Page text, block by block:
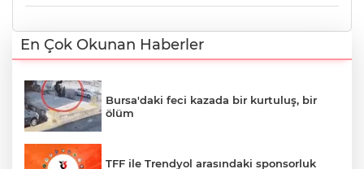
En Çok Okunan Haberler
Bursa'daki feci kazada bir kurtuluş, bir
ölüm
TFF ile Trendyol arasındaki sponsorluk